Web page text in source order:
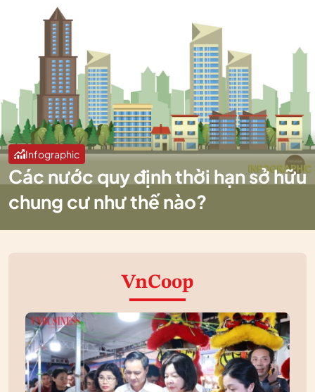
Infographic
Các nước quy định thời hạn sở hữu
chung cư như thế nào?
VnCoop